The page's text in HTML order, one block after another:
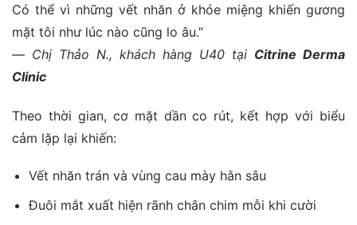
Có thể vì những vết nhăn ở khóe miệng khiến gương
mặt tôi như lúc nào cũng lo âu.”
— Chị Thảo N., khách hàng U40 tại Citrine Derma
Clinic
Theo thời gian, cơ mặt dần co rút, kết hợp với biểu
cảm lặp lại khiến:
Vết nhăn trán và vùng cau mày hằn sâu
Đuôi mắt xuất hiện rãnh chân chim mỗi khi cười